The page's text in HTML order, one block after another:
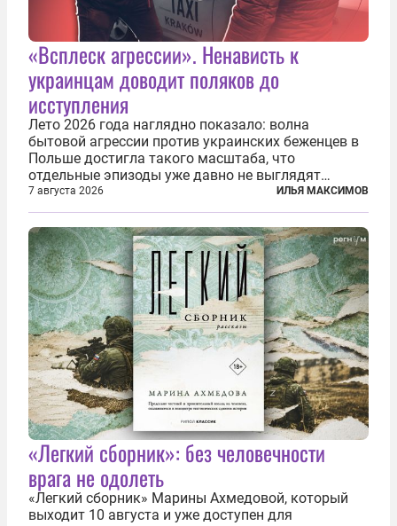
«Всплеск агрессии». Ненависть к
украинцам доводит поляков до
исступления
Лето 2026 года наглядно показало: волна
бытовой агрессии против украинских беженцев в
Польше достигла такого масштаба, что
отдельные эпизоды уже давно не выглядят
случайными. Поляки, судя по происходящему,
буквально теряют рассудок от ненависти к
украинским беженцам, и каждый новый случай
по-своему...
7 августа 2026 ИЛЬЯ МАКСИМОВ
«Легкий сборник»: без человечности
врага не одолеть
«Легкий сборник» Марины Ахмедовой, который
выходит 10 августа и уже доступен для